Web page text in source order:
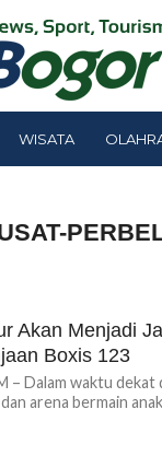
WISATA
Akan Menjadi
Boxis 123
Dalam waktu dekat
arena bermain